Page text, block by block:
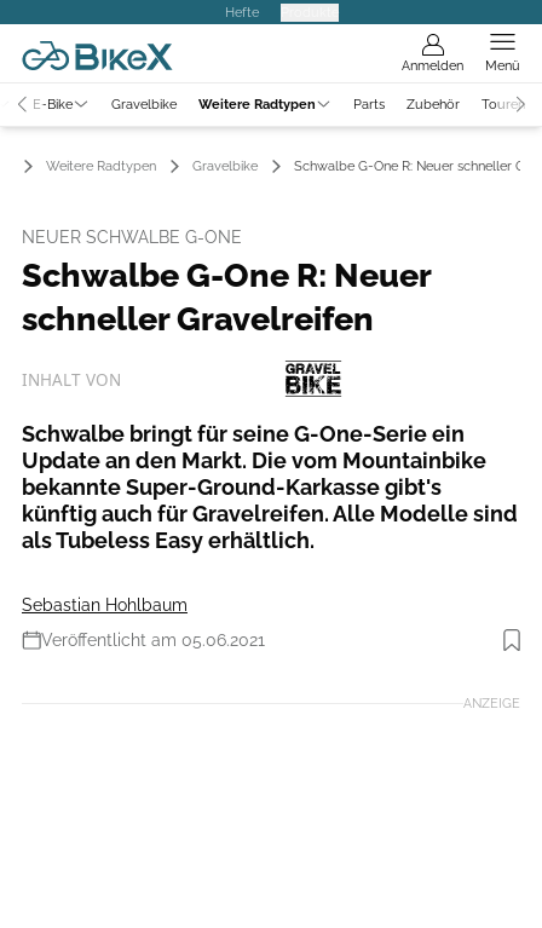
Hefte
Anmelden Menü
E-Bike Gravelbike Weitere Radtypen Parts Zubehör Touren
Weitere Radtypen Gravelbike Schwalbe G-One R: Neuer schneller
NEUER SCHWALBE G-ONE
Schwalbe G-One R: Neuer
schneller Gravelreifen
INHALT VON
Schwalbe bringt für seine G-One-Serie ein
Update an den Markt. Die vom Mountainbike
bekannte Super-Ground-Karkasse gibt's
künftig auch für Gravelreifen. Alle Modelle sind
als Tubeless Easy erhältlich.
Sebastian Hohlbaum
Veröffentlicht am 05.06.2021
Foto: Sebastian Hohlbaum
ANZEIGE